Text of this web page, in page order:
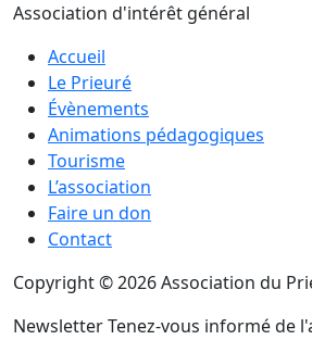
Association d'intérêt général
Accueil
Le Prieuré
Évènements
Animations pédagogiques
Tourisme
L’association
Faire un don
Contact
Copyright © 2026 Association du
NewsletterTenez-vous informé de